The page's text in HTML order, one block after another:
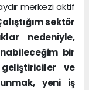
merkezi aktif
sektör
nedeniyle,
bir
ve
yeni iş